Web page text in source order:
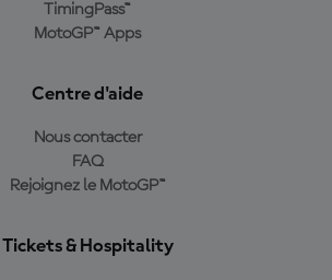
TimingPass™
MotoGP™ Apps
Centre d'aide
Nous contacter
FAQ
Rejoignez le MotoGP™
Tickets & Hospitality